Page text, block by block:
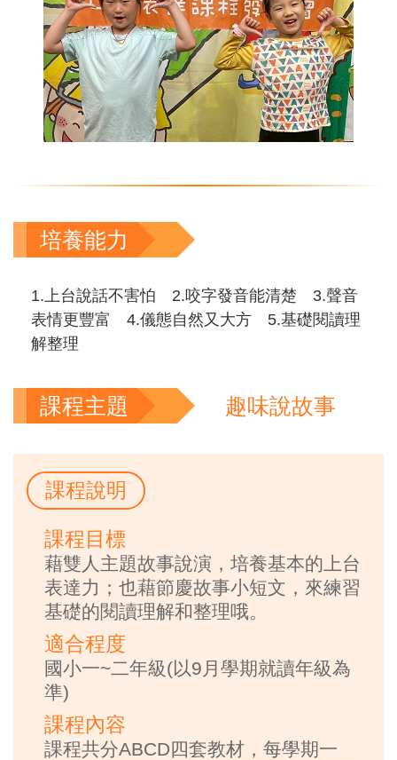
培養能力
1.上台說話不害怕 2.咬字發音能清楚 3.聲音
表情更豐富 4.儀態自然又大方 5.基礎閱讀理
解整理
課程主題 趣味說故事
課程說明
課程目標
藉雙人主題故事說演，培養基本的上台
表達力；也藉節慶故事小短文，來練習
基礎的閱讀理解和整理哦。
適合程度
國小一~二年級(以9月學期就讀年級為
準)
課程內容
課程共分ABCD四套教材，每學期一